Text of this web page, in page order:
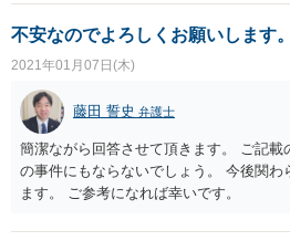
覚せい剤が製品に隠匿されているとは知らなか
信じて、一貫した無罪主張を続けました。 A
んには覚せい剤所持の認識があったと主張し
は、当時Aさんは生じた疑問を払拭すべく行動
っている者の行動とは考えられないこと、税
かった覚せい剤の存在をAさんは認識していた
と、Aさんは覚せい剤保管の対価と呼べるよ
ないこと、などを主張しました。 公判では多
人質問を経ましたが、裁判所は、Aさんに覚せ
不安なのでよろしくお願いします。
2021年01月07日(木)
藤田 誓史 弁護士
簡潔ながら回答させて頂きます。 ご記載
の事件にもならないでしょう。 今後関わ
ます。 ご参考になれば幸いです。